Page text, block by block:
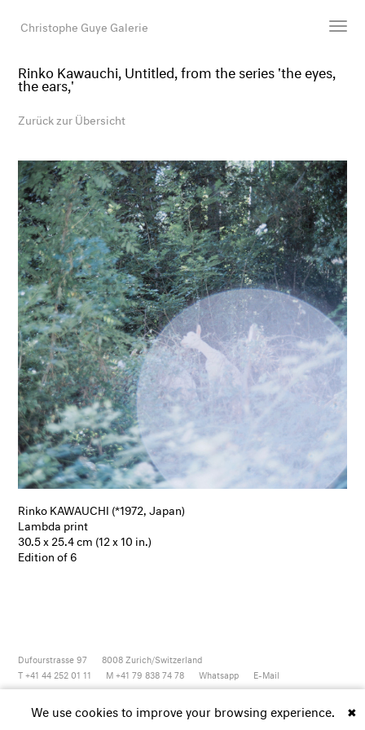
Christophe Guye Galerie
Künstler:innen
Newsroom
Shop
Galerie
Suche
E-Mail
EN
Rinko Kawauchi, Untitled, from the series 'the eyes,
the ears,'
Zurück zur Übersicht
Rinko KAWAUCHI (*1972, Japan)
Lambda print
30.5 x 25.4 cm (12 x 10 in.)
Edition of 6
Dufourstrasse 97 8008 Zurich/Switzerland
T +41 44 252 01 11
M +41 79 838 74 78 Whatsapp E-Mail
Newsletter Instagram Vimeo Youtube ✖
We use cookies to improve your browsing experience.